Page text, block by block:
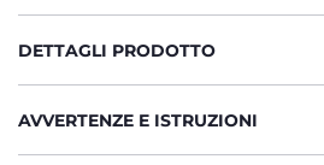
DETTAGLI PRODOTTO
AVVERTENZE E ISTRUZIONI